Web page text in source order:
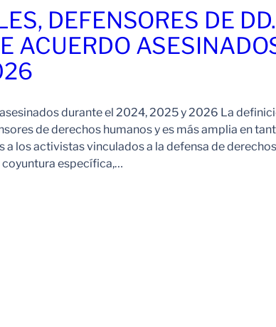
DEFENSORES DE
ACUERDO
durante el 2024, 2025 y 2026 La
de derechos humanos y es más amplia en
los activistas vinculados a la defensa de
específica,…